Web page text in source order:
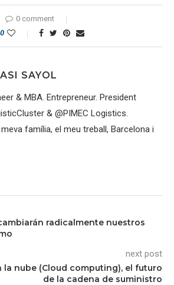
0 comment
0
SAYOL
& MBA. Entrepreneur. President
& @PIMEC Logistics.
família, el meu treball, Barcelona i
radicalmente nuestros
next post
la nube (Cloud computing), el futuro
de la cadena de suministro